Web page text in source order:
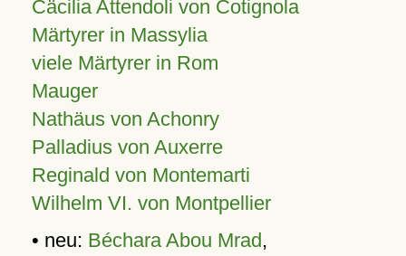
Cäcilia Attendoli von Cotignola
Märtyrer in Massylia
viele Märtyrer in Rom
Mauger
Nathäus von Achonry
Palladius von Auxerre
Reginald von Montemarti
Wilhelm VI. von Montpellier
• neu: Béchara Abou Mrad,